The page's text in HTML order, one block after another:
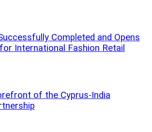
Completed and Opens
International Fashion Retail
of the Cyprus-India